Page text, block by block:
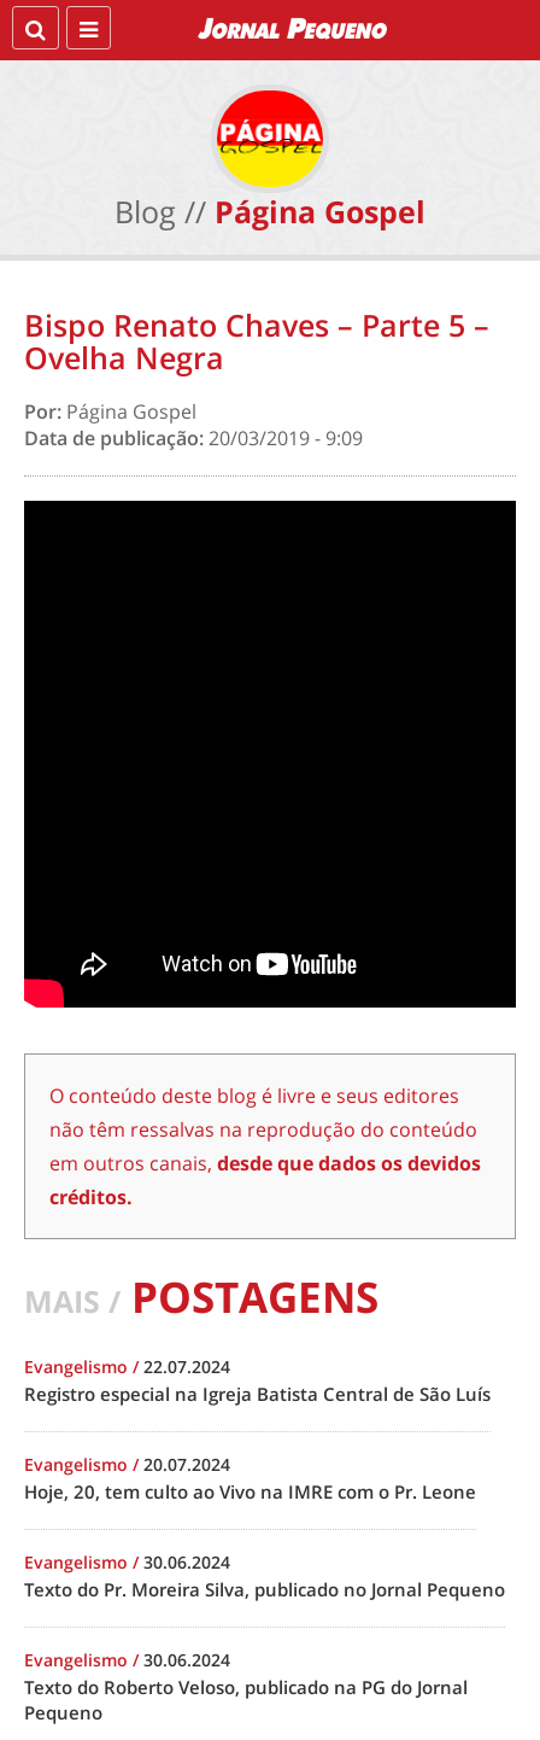
Blog // Página Gospel
Bispo Renato Chaves – Parte 5 –
Ovelha Negra
Por: Página Gospel
Data de publicação:20/03/2019 - 9:09
O conteúdo deste blog é livre e seus editores
não têm ressalvas na reprodução do conteúdo
em outros canais, desde que dados os devidos
créditos.
MAIS / POSTAGENS
Evangelismo /22.07.2024
Registro especial na Igreja Batista Central de São Luís
Evangelismo /20.07.2024
Hoje, 20, tem culto ao Vivo na IMRE com o Pr. Leone
Evangelismo /30.06.2024
Texto do Pr. Moreira Silva, publicado no Jornal Pequeno
Evangelismo /30.06.2024
Texto do Roberto Veloso, publicado na PG do Jornal
Pequeno